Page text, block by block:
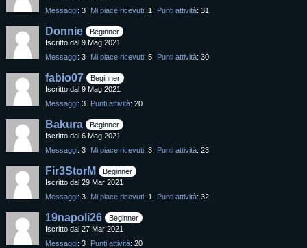
Messaggi 3 Mi piace ricevuti 1 Punti attività 31
Donnie
Beginner
Iscritto dal 9 Mag 2021
Messaggi 3 Mi piace ricevuti 5 Punti attività 30
fabio07
Beginner
Iscritto dal 9 Mag 2021
Messaggi 3 Punti attività 20
Bakura
Beginner
Iscritto dal 6 Mag 2021
Messaggi 3 Mi piace ricevuti 3 Punti attività 23
Fir3StorM
Beginner
Iscritto dal 29 Mar 2021
Messaggi 3 Mi piace ricevuti 1 Punti attività 32
19napoli26
Beginner
Iscritto dal 27 Mar 2021
Messaggi 3 Punti attività 20